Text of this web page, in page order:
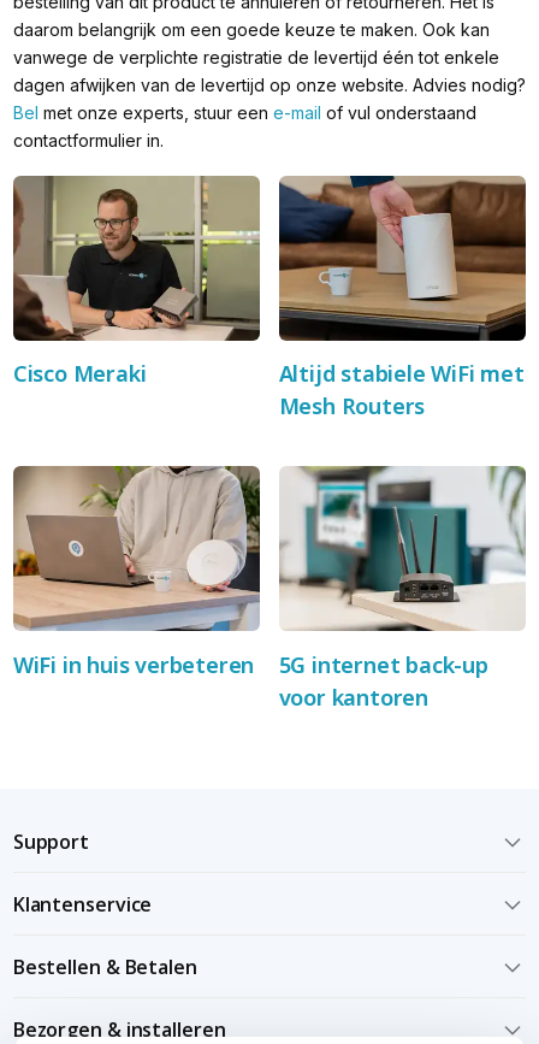
daarom belangrijk om een goede keuze te maken. Ook kan
vanwege de verplichte registratie de levertijd één tot enkele
dagen afwijken van de levertijd op onze website. Advies nodig?
Bel met onze experts, stuur een e-mail of vul onderstaand
contactformulier in.
Cisco Meraki
Altijd stabiele WiFi met
Mesh Routers
WiFi in huis verbeteren
5G internet back-up
voor kantoren
Support
Klantenservice
Bestellen & Betalen
Bezorgen & installeren